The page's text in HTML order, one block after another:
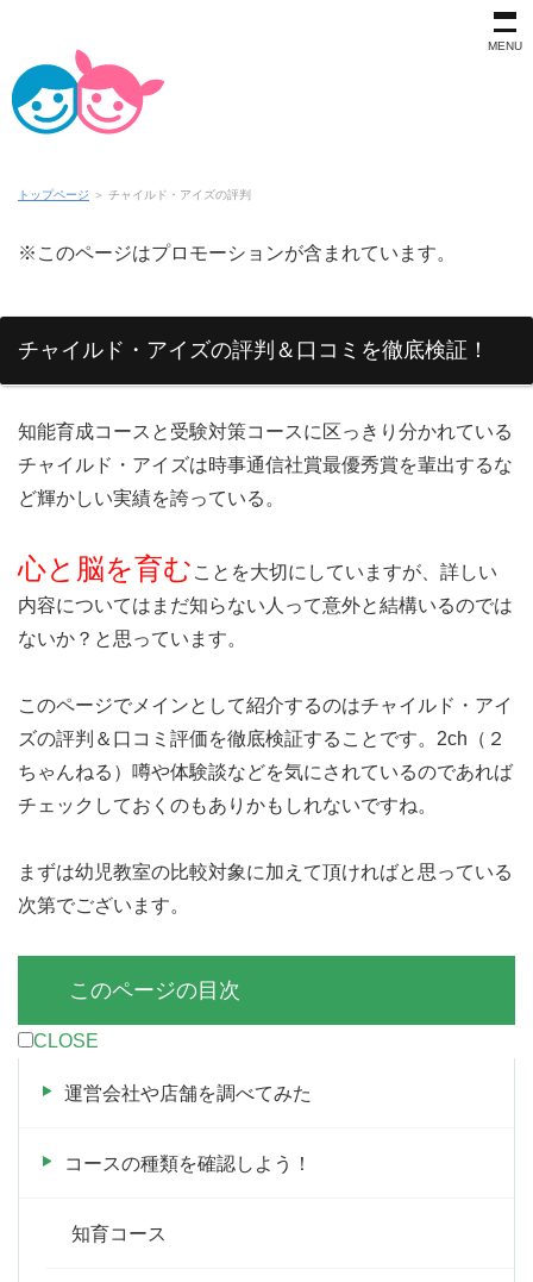
MENU
トップページ ＞ チャイルド・アイズの評判
※このページはプロモーションが含まれています。
チャイルド・アイズの評判＆口コミを徹底検証！
知能育成コースと受験対策コースに区っきり分かれている
チャイルド・アイズは時事通信社賞最優秀賞を輩出するな
ど輝かしい実績を誇っている。
心と脳を育む ことを大切にしていますが、詳しい
内容についてはまだ知らない人って意外と結構いるのでは
ないか？と思っています。
このページでメインとして紹介するのはチャイルド・アイ
ズの評判＆口コミ評価を徹底検証することです。2ch（２
ちゃんねる）噂や体験談などを気にされているのであれば
チェックしておくのもありかもしれないですね。
まずは幼児教室の比較対象に加えて頂ければと思っている
次第でございます。
このページの目次
CLOSE
運営会社や店舗を調べてみた
コースの種類を確認しよう！
知育コース